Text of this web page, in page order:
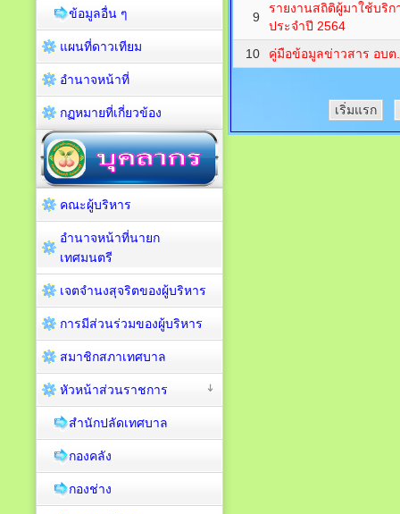
9
รายงานสถิติผู้มาใช้บริ
ประจำปี 2564
10
คู่มือข้อมูลข่าวสาร อบ
เริ่มแรก
ข้อมูลอื่น ๆ
แผนที่ดาวเทียม
อำนาจหน้าที่
กฏหมายที่เกี่ยวข้อง
คณะผู้บริหาร
อำนาจหน้าที่นายก
เทศมนตรี
เจตจำนงสุจริตของผู้บริหาร
การมีส่วนร่วมของผู้บริหาร
สมาชิกสภาเทศบาล
หัวหน้าส่วนราชการ
สำนักปลัดเทศบาล
กองคลัง
กองช่าง